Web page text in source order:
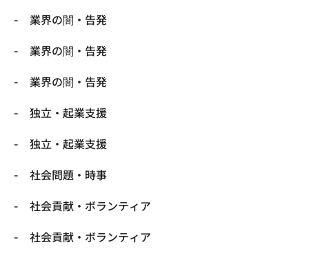
業界の闇・告発
業界の闇・告発
業界の闇・告発
独立・起業支援
独立・起業支援
社会問題・時事
社会貢献・ボランティア
社会貢献・ボランティア